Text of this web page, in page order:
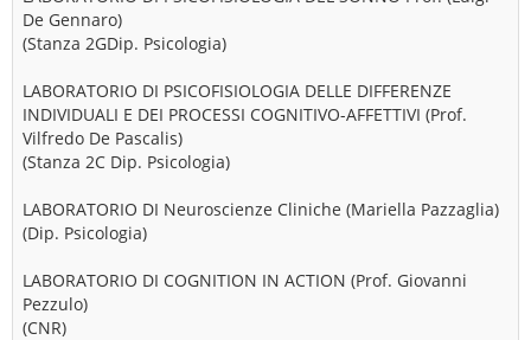
De Gennaro)
(Stanza 2GDip. Psicologia)
LABORATORIO DI PSICOFISIOLOGIA DELLE DIFFERENZE
INDIVIDUALI E DEI PROCESSI COGNITIVO-AFFETTIVI (Prof.
Vilfredo De Pascalis)
(Stanza 2C Dip. Psicologia)
LABORATORIO DI Neuroscienze Cliniche (Mariella Pazzaglia)
(Dip. Psicologia)
LABORATORIO DI COGNITION IN ACTION (Prof. Giovanni
Pezzulo)
(CNR)